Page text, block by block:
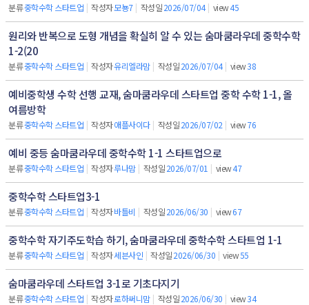
분류중학수학 스타트업 | 작성자모뇽7 | 작성일2026/07/04 | view45
원리와 반복으로 도형 개념을 확실히 알 수 있는 숨마쿰라우데 중학수학
1-2(20
분류중학수학 스타트업 | 작성자유리엘라맘 | 작성일2026/07/04 | view38
예비중학생 수학 선행 교재, 숨마쿰라우데 스타트업 중학 수학 1-1, 올
여름방학
분류중학수학 스타트업 | 작성자애플사이다 | 작성일2026/07/02 | view76
예비 중등 숨마쿰라우데 중학수학 1-1 스타트업으로
분류중학수학 스타트업 | 작성자루나맘 | 작성일2026/07/01 | view47
중학수학 스타트업3-1
분류중학수학 스타트업 | 작성자바틀비 | 작성일2026/06/30 | view67
중학수학 자기주도학습 하기, 숨마쿰라우데 중학수학 스타트업 1-1
분류중학수학 스타트업 | 작성자세븐사인 | 작성일2026/06/30 | view55
숨마쿰라우데 스타트업 3-1로 기초다지기
분류중학수학 스타트업 | 작성자로하써니맘 | 작성일2026/06/30 | view34